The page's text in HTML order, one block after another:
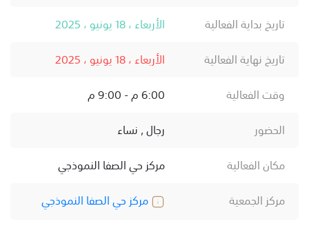
تاريخ بداية الفعالية
الأربعاء ، 18 يونيو ، 2025
تاريخ نهاية الفعالية
الأربعاء ، 18 يونيو ، 2025
وقت الفعالية
6:00 م - 9:00 م
الحضور
رجال , نساء
مكان الفعالية
مركز حي الصفا النموذجي
مركز الجمعية
مركز حي الصفا النموذجي